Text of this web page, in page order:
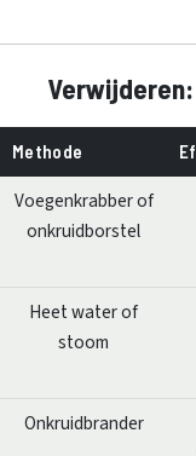
Methode
Voegenkrabber of
onkruidborstel
Heet water of
stoom
Onkruidbrander